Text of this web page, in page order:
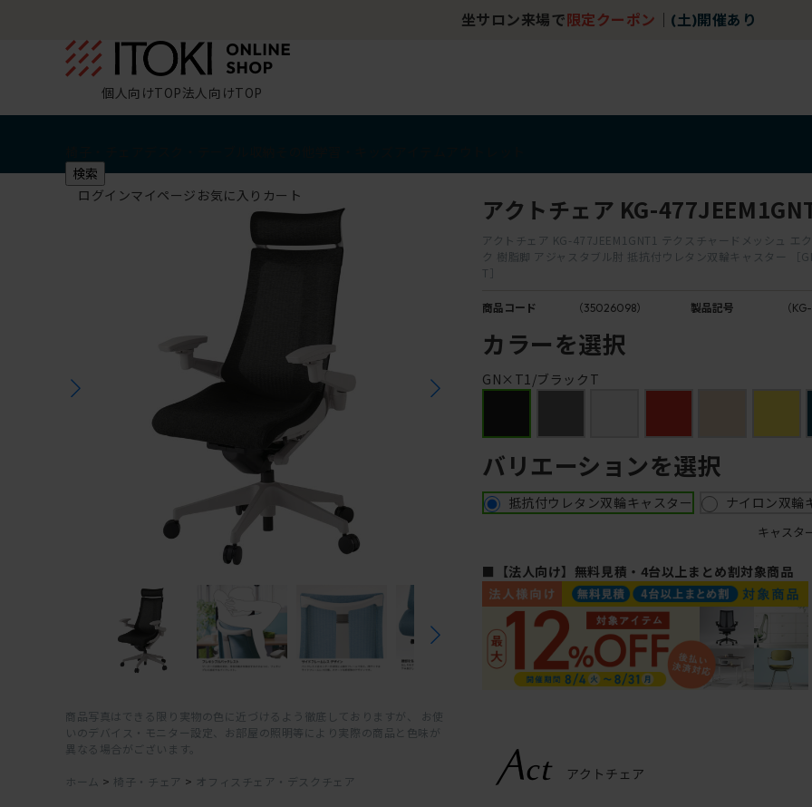
坐サロン来場で 限定クーポン (土)開催あり
個人向けTOP法人向けTOP
検索
ログインマイページ お気に入り カート
商品写真はできる限り実物の色に近づけるよう徹底しておりますが、 お使
いのデバイス・モニター設定、お部屋の照明等により実際の商品と色味が
異なる場合がございます。
ホーム > 椅子・チェア > オフィスチェア・デスクチェア
アクトチェア KG-
アクトチェア KG-477JEEM1GNT1 テクスチャードメッシュ エ
ク 樹脂脚 アジャスタブル肘 抵抗付ウレタン双輪キャスター ［
T］
商品コード （35026098） 製品記号 （
カラーを選択
GN×T1/ブラックT
バリエーションを選択
抵抗付ウレタン双輪キャスター ナイロン双輪
キャスタ
■【法人向け】無料見積・4台以上まとめ割対象商品